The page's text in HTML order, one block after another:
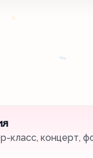
класс, концерт,